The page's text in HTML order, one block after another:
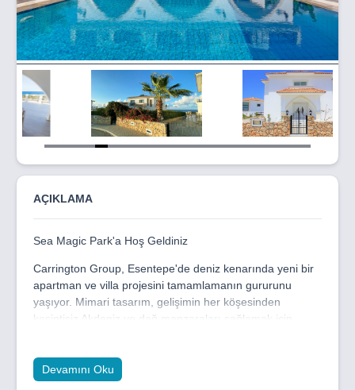
5
of
AÇIKLAMA
Sea Magic Park'a Hoş Geldiniz
Carrington Group, Esentepe'de deniz kenarında yeni bir
apartman ve villa projesini tamamlamanın gururunu
yaşıyor. Mimari tasarım, gelişimin her köşesinden
kesintisiz Akdeniz ve dağ manzaraları sağlamak için
Sitenin olanakları arasında özel plaj, ortak yüzme
Devamını Oku